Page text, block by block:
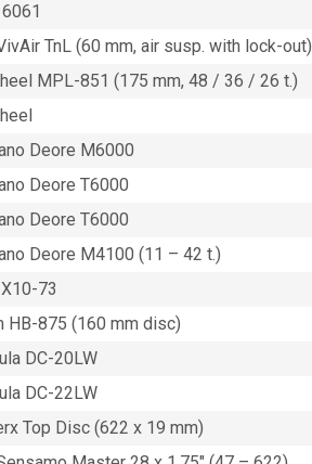
TnL (60 mm, air susp. with lock-out)
MPL-851 (175 mm, 48 / 36 / 26 t.)
Deore M6000
Deore T6000
Deore T6000
Deore M4100 (11 – 42 t.)
73
HB-875 (160 mm disc)
DC-20LW
DC-22LW
Top Disc (622 x 19 mm)